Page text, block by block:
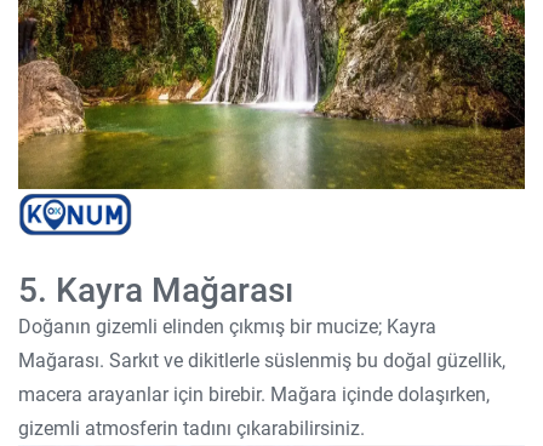
5. Kayra Mağarası
Doğanın gizemli elinden çıkmış bir mucize; Kayra
Mağarası. Sarkıt ve dikitlerle süslenmiş bu doğal güzellik,
macera arayanlar için birebir. Mağara içinde dolaşırken,
gizemli atmosferin tadını çıkarabilirsiniz.